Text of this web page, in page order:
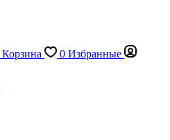
Корзина 0 Избранные